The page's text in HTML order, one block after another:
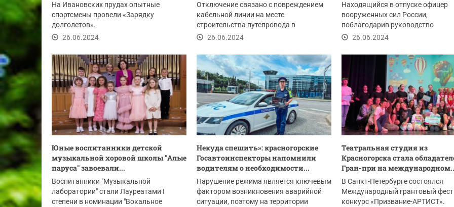
На Ивановских прудах опытные
спортсмены провели «Зарядку
долголетов».
26.06.2024
Отключение связано с повреждением
кабельной линии на месте
строительства путепровода в
Аникеевке.
26.06.2024
Находящийся в отпуске офицер
вооруженных сил России,
поблагодарив руководство
Красногорска за регулярную
26.06.2024
Юные воспитанники детской
музыкальной хоровой школы "Алые
паруса" завоевали...
Воспитанники "Музыкальной
лаборатории" стали Лауреатами I
степени в номинации "Вокальное
Некуда спешить»: красногорские
Госавтоинспекторы напомнили
водителям о необходимости...
Нарушение режима является ключевым
фактором возникновения аварийной
ситуации, поэтому на территории
Театральная студия из
Красногорска стала
Гран-при на
В Санкт-Петербурге состоялся
Международный грантовый
конкурс «Призвание-АРТИСТ».